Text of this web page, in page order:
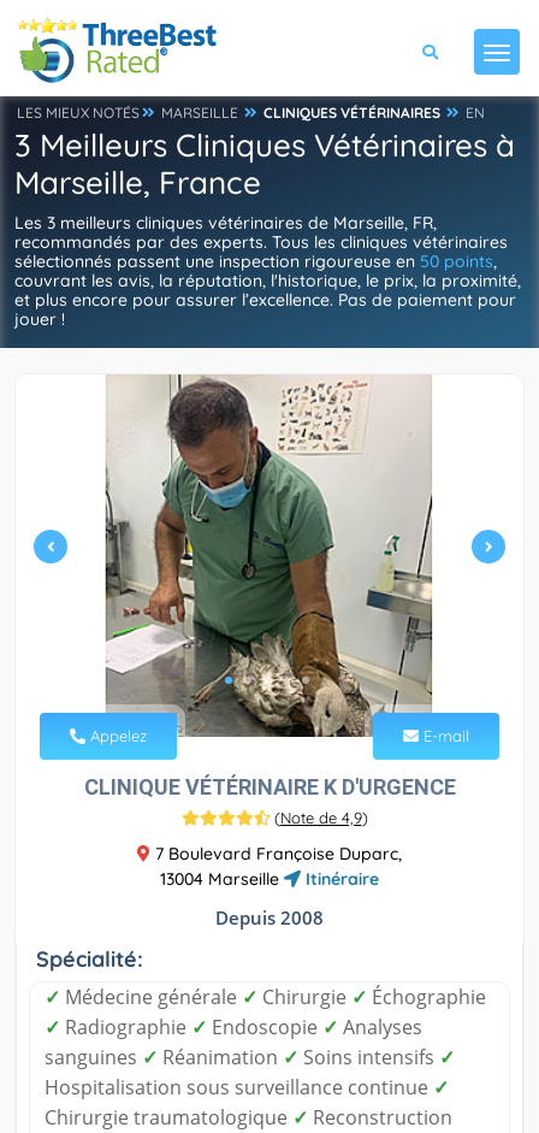
LES MIEUX NOTÉS MARSEILLE CLINIQUES VÉTÉRINAIRES EN
3 Meilleurs Cliniques Vétérinaires à
Marseille, France
Les 3 meilleurs cliniques vétérinaires de Marseille, FR,
recommandés par des experts. Tous les cliniques vétérinaires
sélectionnés passent une inspection rigoureuse en 50 points,
couvrant les avis, la réputation, l'historique, le prix, la proximité,
et plus encore pour assurer l’excellence. Pas de paiement pour
jouer !
Appelez E-mail
CLINIQUE VÉTÉRINAIRE K D'URGENCE
(Note de 4,9)
7 Boulevard Françoise Duparc,
13004 Marseille
Itinéraire
Depuis 2008
Spécialité:
✓ Médecine générale ✓ Chirurgie ✓ Échographie
✓ Radiographie ✓ Endoscopie ✓ Analyses
sanguines ✓ Réanimation ✓ Soins intensifs ✓
Hospitalisation sous surveillance continue ✓
Chirurgie traumatologique ✓ Reconstruction